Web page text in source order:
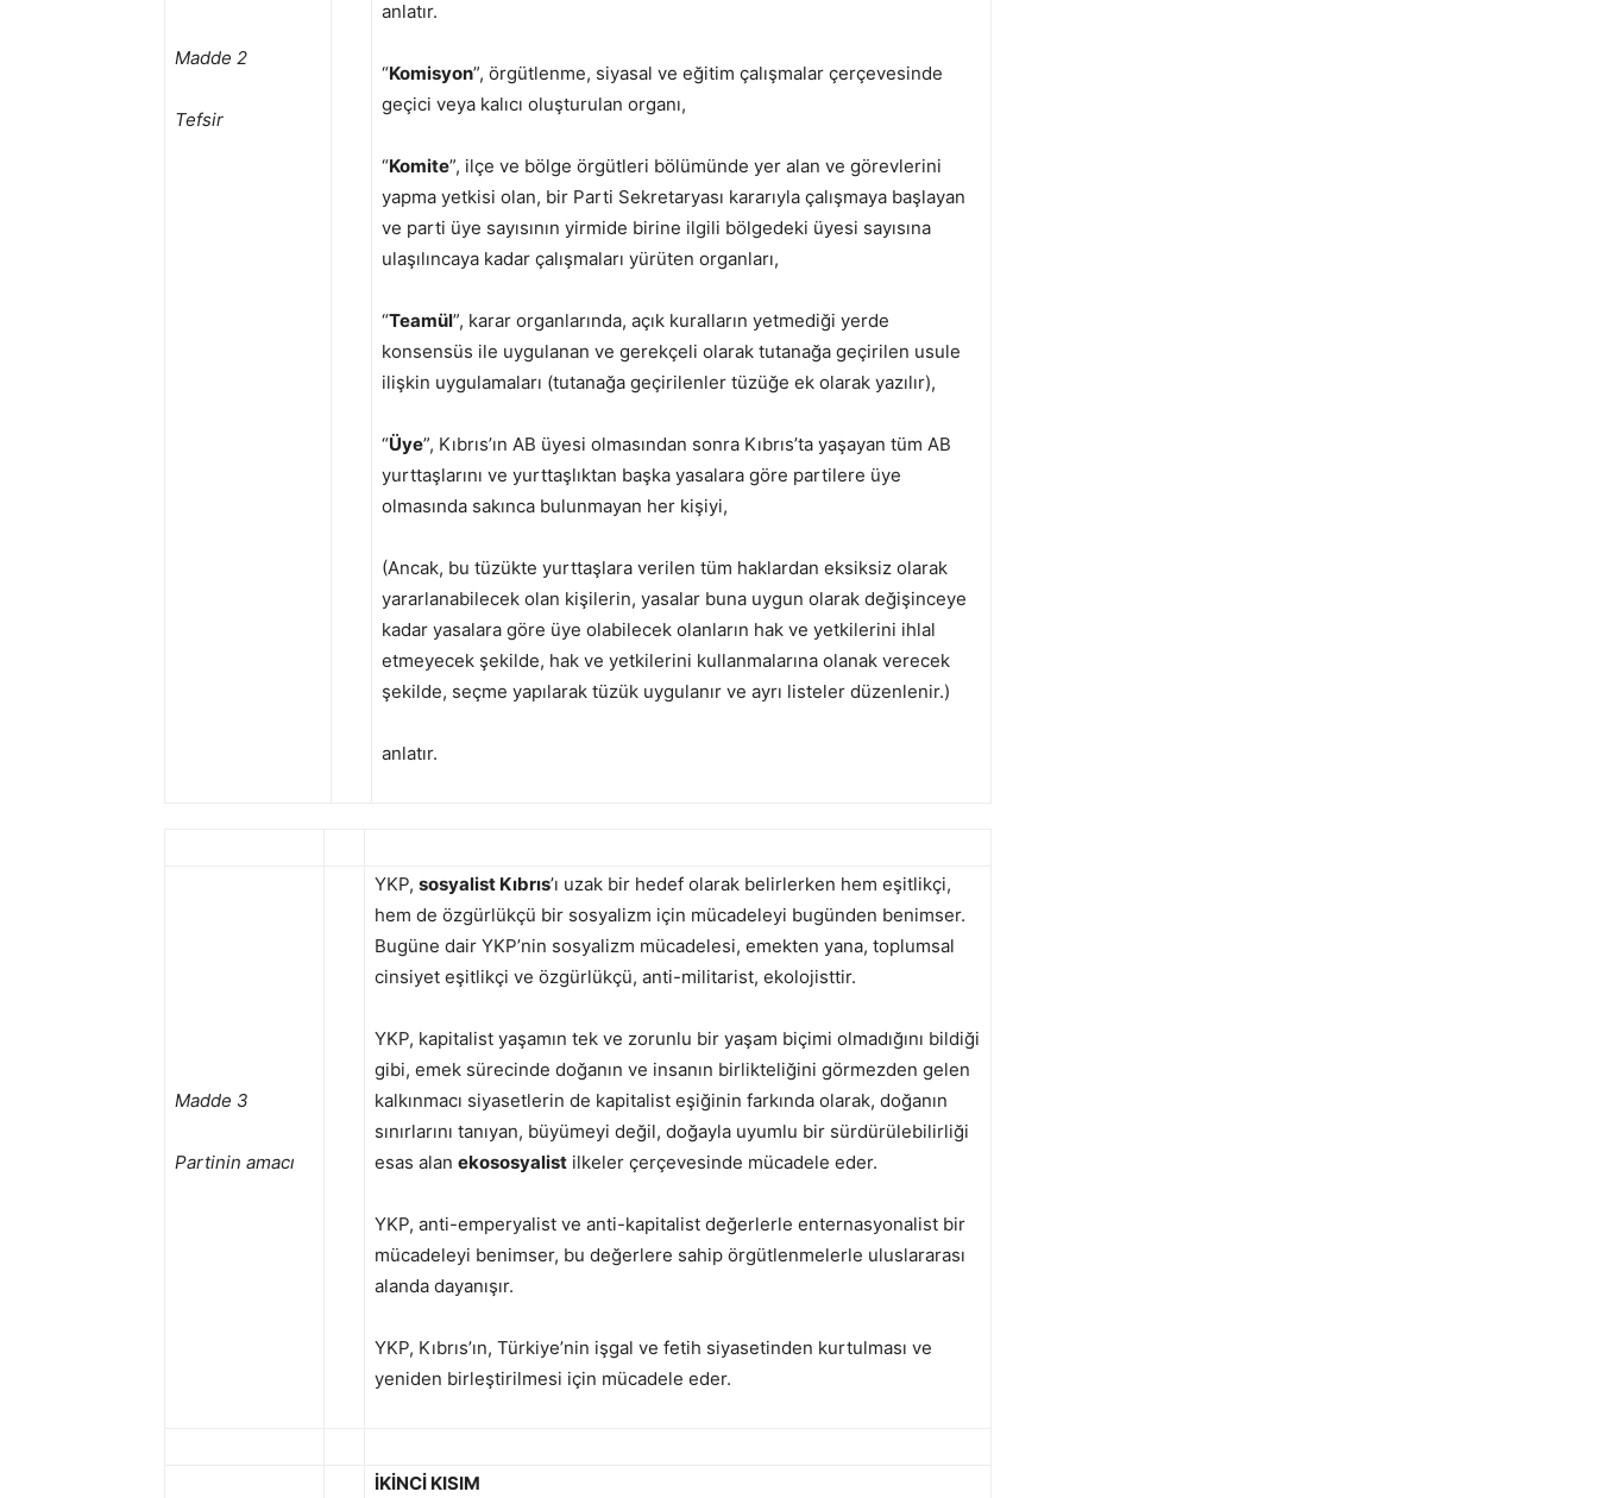
Madde 2
Tefsir
anlatır.
“Komisyon”, örgütlenme, siyasal ve eğitim çalışmalar çerçevesinde
geçici veya kalıcı oluşturulan organı,
“Komite”, ilçe ve bölge örgütleri bölümünde yer alan ve görevlerini
yapma yetkisi olan, bir Parti Sekretaryası kararıyla çalışmaya başlayan
ve parti üye sayısının yirmide birine ilgili bölgedeki üyesi sayısına
ulaşılıncaya kadar çalışmaları yürüten organları,
“Teamül”, karar organlarında, açık kuralların yetmediği yerde
konsensüs ile uygulanan ve gerekçeli olarak tutanağa geçirilen usule
ilişkin uygulamaları (tutanağa geçirilenler tüzüğe ek olarak yazılır),
“Üye”, Kıbrıs’ın AB üyesi olmasından sonra Kıbrıs’ta yaşayan tüm AB
yurttaşlarını ve yurttaşlıktan başka yasalara göre partilere üye
olmasında sakınca bulunmayan her kişiyi,
(Ancak, bu tüzükte yurttaşlara verilen tüm haklardan eksiksiz olarak
yararlanabilecek olan kişilerin, yasalar buna uygun olarak değişinceye
kadar yasalara göre üye olabilecek olanların hak ve yetkilerini ihlal
etmeyecek şekilde, hak ve yetkilerini kullanmalarına olanak verecek
şekilde, seçme yapılarak tüzük uygulanır ve ayrı listeler düzenlenir.)
anlatır.
Madde 3
Partinin amacı
YKP, sosyalist Kıbrıs’ı uzak bir hedef olarak belirlerken hem eşitlikçi,
hem de özgürlükçü bir sosyalizm için mücadeleyi bugünden benimser.
Bugüne dair YKP’nin sosyalizm mücadelesi, emekten yana, toplumsal
cinsiyet eşitlikçi ve özgürlükçü, anti-militarist, ekolojisttir.
YKP, kapitalist yaşamın tek ve zorunlu bir yaşam biçimi olmadığını bildiği
gibi, emek sürecinde doğanın ve insanın birlikteliğini görmezden gelen
kalkınmacı siyasetlerin de kapitalist eşiğinin farkında olarak, doğanın
sınırlarını tanıyan, büyümeyi değil, doğayla uyumlu bir sürdürülebilirliği
esas alan ekososyalist ilkeler çerçevesinde mücadele eder.
YKP, anti-emperyalist ve anti-kapitalist değerlerle enternasyonalist bir
mücadeleyi benimser, bu değerlere sahip örgütlenmelerle uluslararası
alanda dayanışır.
YKP, Kıbrıs’ın, Türkiye’nin işgal ve fetih siyasetinden kurtulması ve
yeniden birleştirilmesi için mücadele eder.
İKİNCİ KISIM